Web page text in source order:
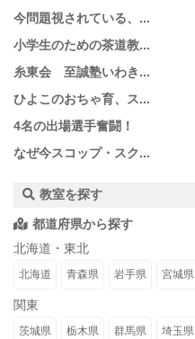
今問題視されている、...
小学生のための茶道教...
糸東会 至誠塾いわき...
ひよこのおちゃ育、ス...
4名の出場選手奮闘！
なぜ今スコップ・スク...
教室を探す
都道府県から探す
北海道・東北
北海道 青森県 岩手県 宮城県
関東
茨城県 栃木県 群馬県 埼玉県